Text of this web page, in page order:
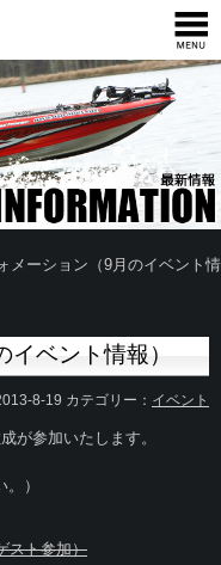
メーション（9月のイベント情
ベント情報）
8-19 カテゴリー： イベント
が参加いたします。
）
スト参加）